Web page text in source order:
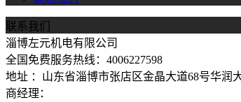
联系我们
淄博左元机电有限公司
全国免费服务热线：4006227598
地址 ：山东省淄博市张店区金晶大道68号华润
商经理：